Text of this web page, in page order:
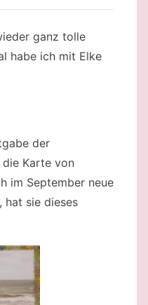
ganz tolle
habe ich mit Elke
der
Karte von
im September neue
hat sie dieses